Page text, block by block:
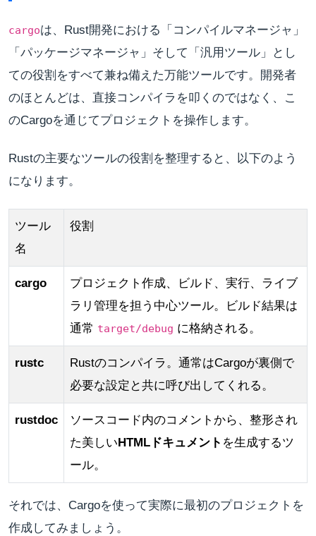
cargoは、Rust開発における「コンパイルマネージャ」
「パッケージマネージャ」そして「汎用ツール」とし
ての役割をすべて兼ね備えた万能ツールです。開発者
のほとんどは、直接コンパイラを叩くのではなく、こ
のCargoを通じてプロジェクトを操作します。
Rustの主要なツールの役割を整理すると、以下のよう
になります。
ツール
名
役割
cargo
プロジェクト作成、ビルド、実行、ライブ
ラリ管理を担う中心ツール。ビルド結果は
通常 target/debug に格納される。
rustc
Rustのコンパイラ。通常はCargoが裏側で
必要な設定と共に呼び出してくれる。
rustdoc
ソースコード内のコメントから、整形され
た美しいHTMLドキュメント を生成するツ
ール。
それでは、Cargoを使って実際に最初のプロジェクトを
作成してみましょう。